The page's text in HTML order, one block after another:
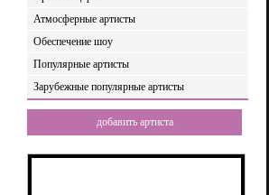
Атмосферные артисты
Обеспечение шоу
Популярные артисты
Зарубежные популярные артисты
добавить артиста